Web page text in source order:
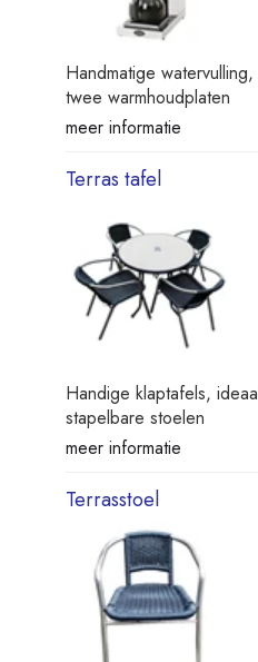
Handmatige
twee warmhoudplaten
meer informatie
Terras tafel
Handige klaptafels,
stapelbare stoelen
meer informatie
Terrasstoel